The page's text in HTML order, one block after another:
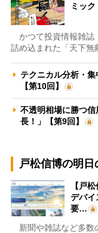
ミッ
かつて投資情報雑誌
詰め込まれた「天下無
テクニカル分析・
【第10回】
不透明相場に勝つ
長！」【第9回】
戸松信博の明日
【戸
デバイ
要…
新聞や雑誌など多数